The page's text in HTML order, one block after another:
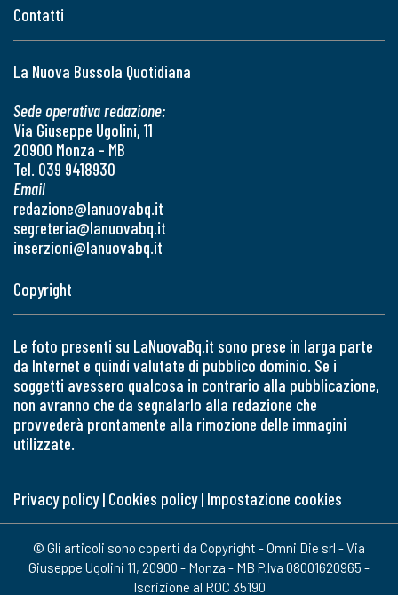
Contatti
La Nuova Bussola Quotidiana
Sede operativa redazione:
Via Giuseppe Ugolini, 11
20900 Monza - MB
Tel. 039 9418930
Email
redazione@lanuovabq.it
segreteria@lanuovabq.it
inserzioni@lanuovabq.it
Copyright
Le foto presenti su LaNuovaBq.it sono prese in larga parte
da Internet e quindi valutate di pubblico dominio. Se i
soggetti avessero qualcosa in contrario alla pubblicazione,
non avranno che da segnalarlo alla redazione che
provvederà prontamente alla rimozione delle immagini
utilizzate.
Privacy policy| Cookies policy| Impostazione cookies
© Gli articoli sono coperti da Copyright - Omni Die srl - Via
Giuseppe Ugolini 11, 20900 - Monza - MB P.Iva 08001620965 -
Iscrizione al ROC 35190